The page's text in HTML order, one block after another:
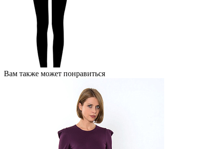
Вам также может понравиться